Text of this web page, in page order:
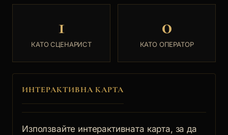
1
КАТО СЦЕНАРИСТ
0
КАТО ОПЕРАТОР
ИНТЕРАКТИВНА КАРТА
Използвайте интерактивната карта, за да